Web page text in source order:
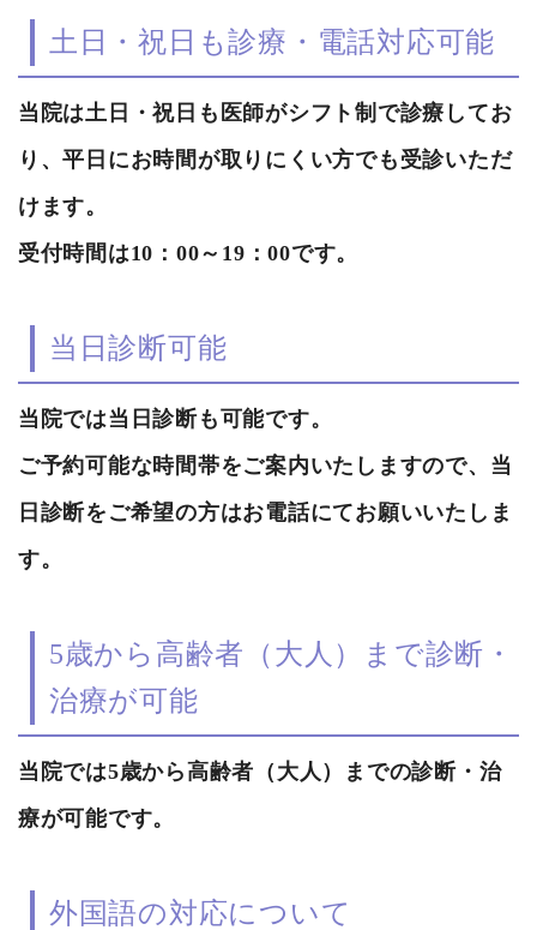
土日・祝日も診療・電話対応可能
当院は土日・祝日も医師がシフト制で診療してお
り、平日にお時間が取りにくい方でも受診いただ
けます。
受付時間は10：00～19：00です。
当日診断可能
当院では当日診断も可能です。
ご予約可能な時間帯をご案内いたしますので、当
日診断をご希望の方はお電話にてお願いいたしま
す。
5歳から高齢者（大人）まで診断・
治療が可能
当院では5歳から高齢者（大人）までの診断・治
療が可能です。
外国語の対応について